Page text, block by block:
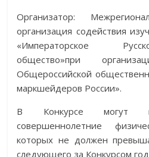
Организатор:
организация содействия
«Императорское
общество»при
Общероссийской
маркшейдеров России».
В Конкурсе могут
совершеннолетние
которых не должен
следующего за Конкурсом